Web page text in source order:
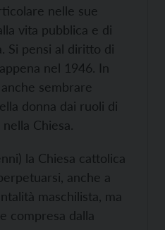
nelle sue
vita pubblica e di
Si pensi al diritto di
nel 1946. In
sembrare
donna dai ruoli di
Chiesa.
la Chiesa cattolica
anche a
maschilista, ma
compresa dalla